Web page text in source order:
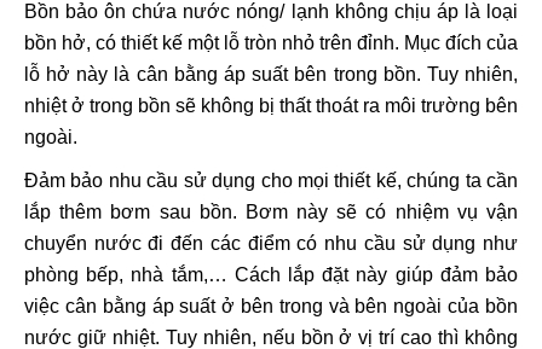
Bồn bảo ôn chứa nước nóng/ lạnh không chịu áp là loại
bồn hở, có thiết kế một lỗ tròn nhỏ trên đỉnh. Mục đích của
lỗ hở này là cân bằng áp suất bên trong bồn. Tuy nhiên,
nhiệt ở trong bồn sẽ không bị thất thoát ra môi trường bên
ngoài.
Đảm bảo nhu cầu sử dụng cho mọi thiết kế, chúng ta cần
lắp thêm bơm sau bồn. Bơm này sẽ có nhiệm vụ vận
chuyển nước đi đến các điểm có nhu cầu sử dụng như
phòng bếp, nhà tắm,… Cách lắp đặt này giúp đảm bảo
việc cân bằng áp suất ở bên trong và bên ngoài của bồn
nước giữ nhiệt. Tuy nhiên, nếu bồn ở vị trí cao thì không